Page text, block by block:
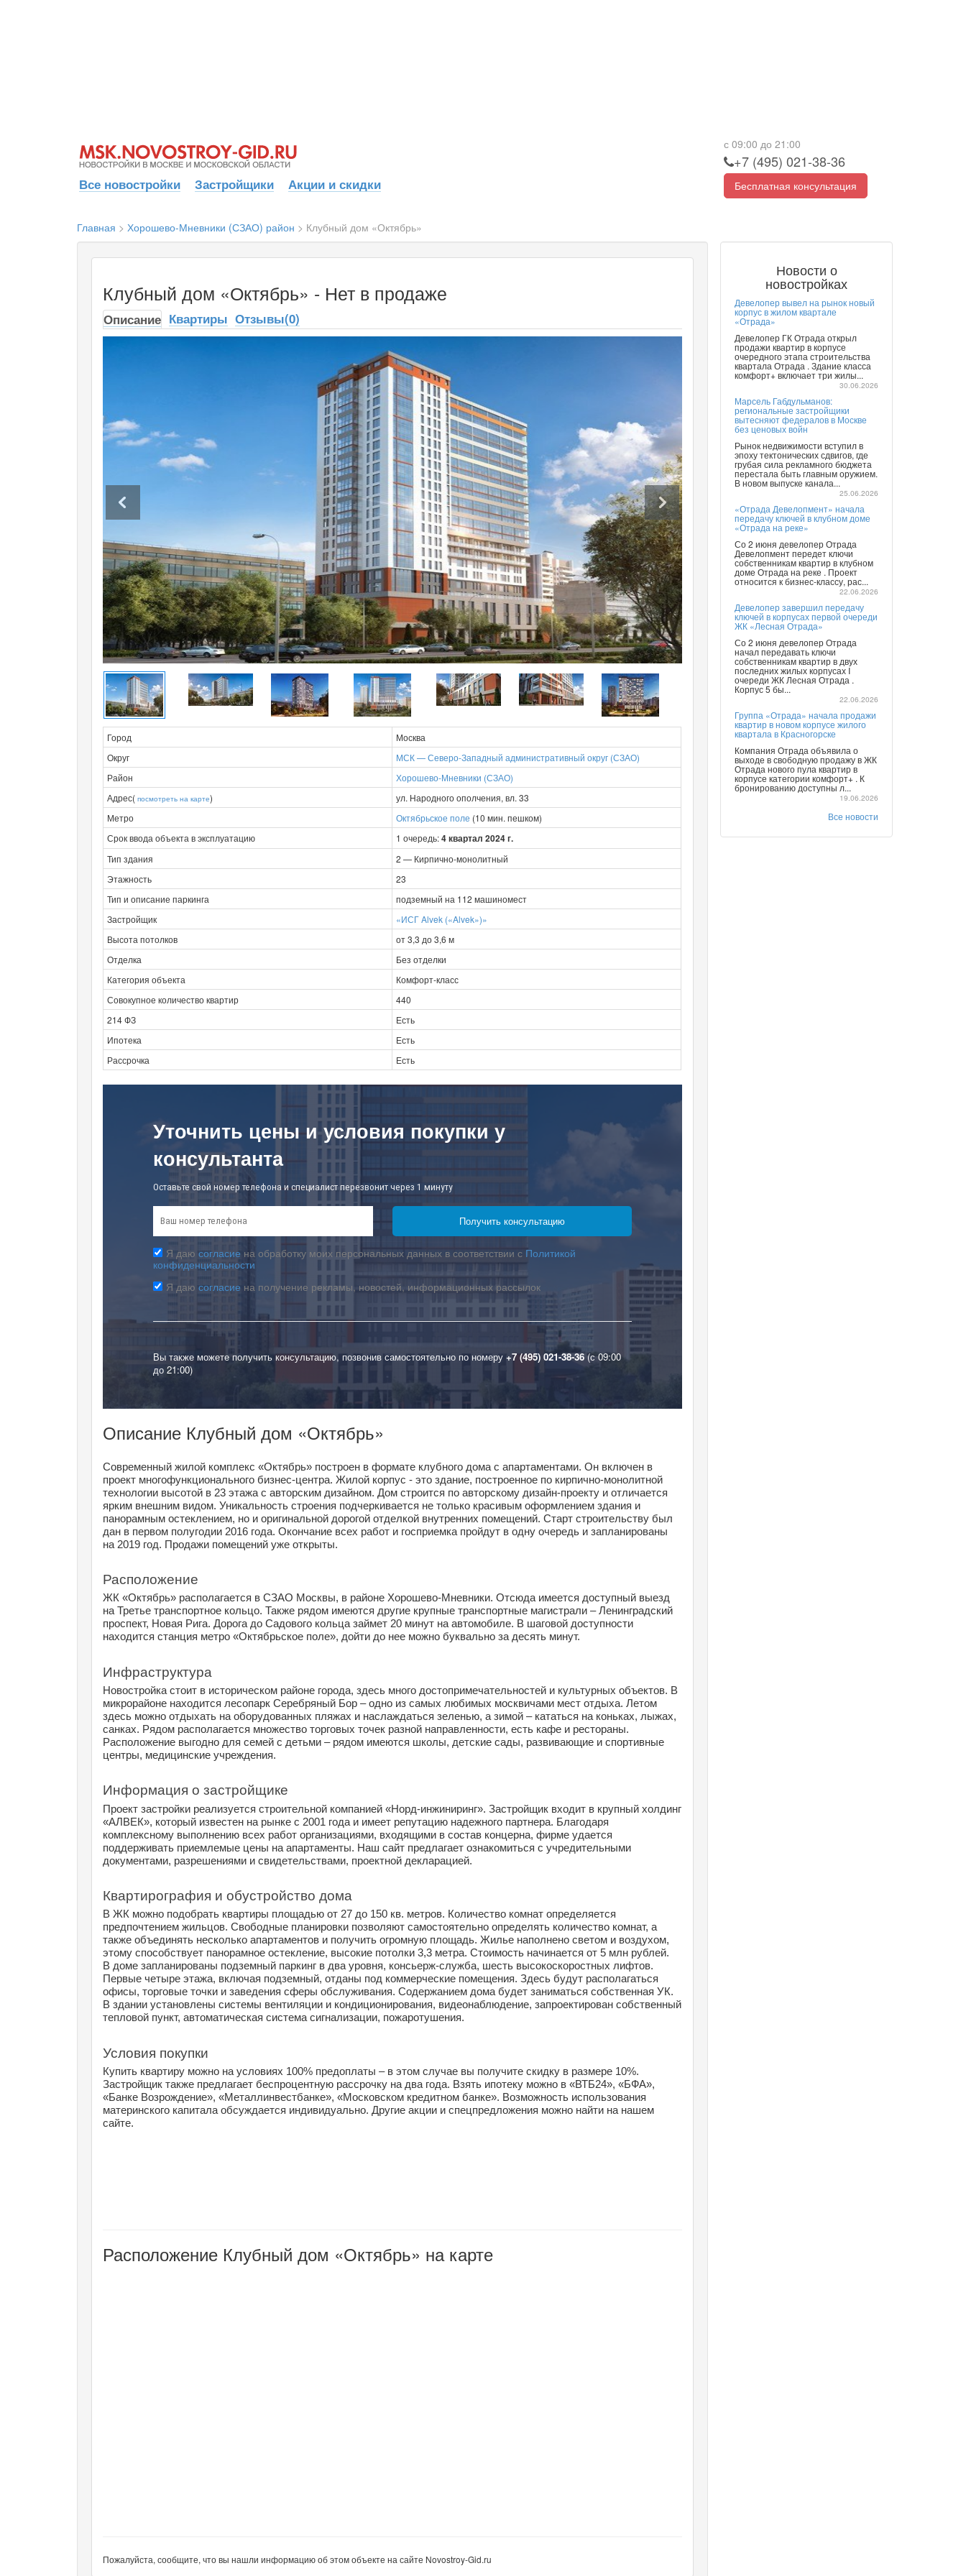
Все новостройки Застройщики Акции и скидки
с 09:00 до 21:00
+7 (495) 021-38-36
Бесплатная консультация
Главная > Хорошево-Мневники (СЗАО) район > Клубный дом «Октябрь»
Клубный дом «Октябрь» - Нет в продаже
Описание Квартиры Отзывы(0)
Город
Москва
Округ
МСК — Северо-Западный административный округ (СЗАО)
Район
Хорошево-Мневники (СЗАО)
Адрес( посмотреть на карте)
ул. Народного ополчения, вл. 33
Метро
Октябрьское поле (10 мин. пешком)
Срок ввода объекта в эксплуатацию
1 очередь:4 квартал 2024 г.
Тип здания
2 — Кирпично-монолитный
Этажность
23
Тип и описание паркинга
подземный на 112 машиномест
Застройщик
«ИСГ Alvek («Alvek»)»
Высота потолков
от 3,3 до 3,6 м
Отделка
Без отделки
Категория объекта
Комфорт-класс
Совокупное количество квартир
440
214 ФЗ
Есть
Ипотека
Есть
Рассрочка
Есть
Уточнить цены и условия покупки у
консультанта
Оставьте свой номер телефона и специалист перезвонит через 1 минуту
Я даю согласие на обработку моих персональных данных в соответствии с Политикой
конфиденциальности
Я даю согласие на получение рекламы, новостей, информационных рассылок
Вы также можете получить консультацию, позвонив самостоятельно по номеру +7 (495) 021-38-36 (с 09:00
до 21:00)
Описание Клубный дом «Октябрь»
Современный жилой комплекс «Октябрь» построен в формате клубного дома с апартаментами. Он включен в
проект многофункционального бизнес-центра. Жилой корпус - это здание, построенное по кирпично-монолитной
технологии высотой в 23 этажа с авторским дизайном. Дом строится по авторскому дизайн-проекту и отличается
ярким внешним видом. Уникальность строения подчеркивается не только красивым оформлением здания и
панорамным остеклением, но и оригинальной дорогой отделкой внутренних помещений. Старт строительству был
дан в первом полугодии 2016 года. Окончание всех работ и госприемка пройдут в одну очередь и запланированы
на 2019 год. Продажи помещений уже открыты.
Расположение
ЖК «Октябрь» располагается в СЗАО Москвы, в районе Хорошево-Мневники. Отсюда имеется доступный выезд
на Третье транспортное кольцо. Также рядом имеются другие крупные транспортные магистрали – Ленинградский
проспект, Новая Рига. Дорога до Садового кольца займет 20 минут на автомобиле. В шаговой доступности
находится станция метро «Октябрьское поле», дойти до нее можно буквально за десять минут.
Инфраструктура
Новостройка стоит в историческом районе города, здесь много достопримечательностей и культурных объектов. В
микрорайоне находится лесопарк Серебряный Бор – одно из самых любимых москвичами мест отдыха. Летом
здесь можно отдыхать на оборудованных пляжах и наслаждаться зеленью, а зимой – кататься на коньках, лыжах,
санках. Рядом располагается множество торговых точек разной направленности, есть кафе и рестораны.
Расположение выгодно для семей с детьми – рядом имеются школы, детские сады, развивающие и спортивные
центры, медицинские учреждения.
Информация о застройщике
Проект застройки реализуется строительной компанией «Норд-инжиниринг». Застройщик входит в крупный холдинг
«АЛВЕК», который известен на рынке с 2001 года и имеет репутацию надежного партнера. Благодаря
комплексному выполнению всех работ организациями, входящими в состав концерна, фирме удается
поддерживать приемлемые цены на апартаменты. Наш сайт предлагает ознакомиться с учредительными
документами, разрешениями и свидетельствами, проектной декларацией.
Квартирография и обустройство дома
В ЖК можно подобрать квартиры площадью от 27 до 150 кв. метров. Количество комнат определяется
предпочтением жильцов. Свободные планировки позволяют самостоятельно определять количество комнат, а
также объединять несколько апартаментов и получить огромную площадь. Жилье наполнено светом и воздухом,
этому способствует панорамное остекление, высокие потолки 3,3 метра. Стоимость начинается от 5 млн рублей.
В доме запланированы подземный паркинг в два уровня, консьерж-служба, шесть высокоскоростных лифтов.
Первые четыре этажа, включая подземный, отданы под коммерческие помещения. Здесь будут располагаться
офисы, торговые точки и заведения сферы обслуживания. Содержанием дома будет заниматься собственная УК.
В здании установлены системы вентиляции и кондиционирования, видеонаблюдение, запроектирован собственный
тепловой пункт, автоматическая система сигнализации, пожаротушения.
Условия покупки
Купить квартиру можно на условиях 100% предоплаты – в этом случае вы получите скидку в размере 10%.
Застройщик также предлагает беспроцентную рассрочку на два года. Взять ипотеку можно в «ВТБ24», «БФА»,
«Банке Возрождение», «Металлинвестбанке», «Московском кредитном банке». Возможность использования
материнского капитала обсуждается индивидуально. Другие акции и спецпредложения можно найти на нашем
сайте.
Расположение Клубный дом «Октябрь» на карте
Пожалуйста, сообщите, что вы нашли информацию об этом объекте на сайте Novostroy-Gid.ru
Новости о
новостройках
Девелопер вывел на рынок новый
корпус в жилом квартале
«Отрада»
Девелопер ГК Отрада открыл
продажи квартир в корпусе
очередного этапа строительства
квартала Отрада . Здание класса
комфорт+ включает три жилы...
30.06.2026
Марсель Габдульманов:
региональные застройщики
вытесняют федералов в Москве
без ценовых войн
Рынок недвижимости вступил в
эпоху тектонических сдвигов, где
грубая сила рекламного бюджета
перестала быть главным оружием.
В новом выпуске канала...
25.06.2026
«Отрада Девелопмент» начала
передачу ключей в клубном доме
«Отрада на реке»
Со 2 июня девелопер Отрада
Девелопмент передет ключи
собственникам квартир в клубном
доме Отрада на реке . Проект
относится к бизнес-классу, рас...
22.06.2026
Девелопер завершил передачу
ключей в корпусах первой очереди
ЖК «Лесная Отрада»
Со 2 июня девелопер Отрада
начал передавать ключи
собственникам квартир в двух
последних жилых корпусах I
очереди ЖК Лесная Отрада .
Корпус 5 бы...
22.06.2026
Группа «Отрада» начала продажи
квартир в новом корпусе жилого
квартала в Красногорске
Компания Отрада объявила о
выходе в свободную продажу в ЖК
Отрада нового пула квартир в
корпусе категории комфорт+ . К
бронированию доступны л...
19.06.2026
Все новости